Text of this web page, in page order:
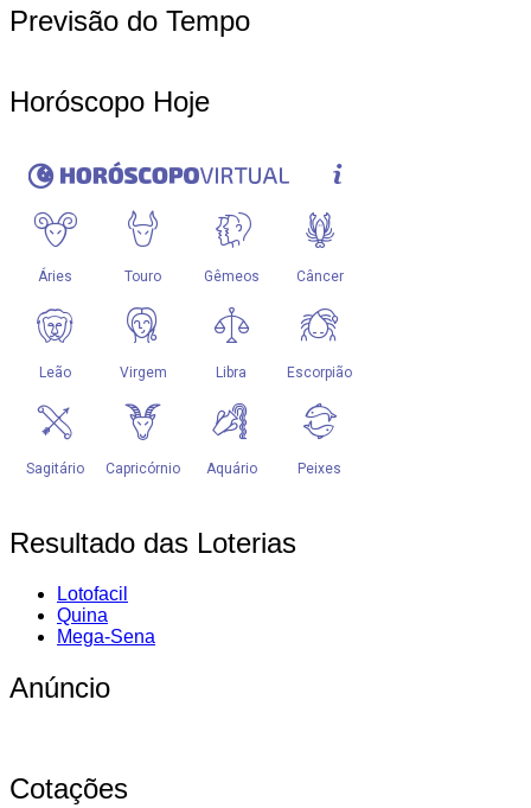
Previsão do Tempo
Horóscopo Hoje
Resultado das Loterias
Lotofacil
Quina
Mega-Sena
Anúncio
Cotações